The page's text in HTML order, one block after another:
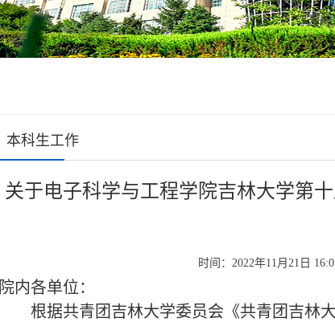
本科生工作
关于电子科学与工程学院吉林大学第
时间：2022年11月21日
院内各单位：
根据共青团吉林大学委员会《共青团吉林